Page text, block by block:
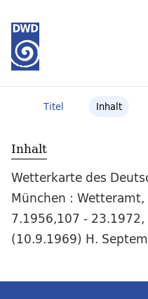
Titel Inhalt
Inhalt
Wetterkarte des
München :
7.1956,107 -
(10.9.1969) H.